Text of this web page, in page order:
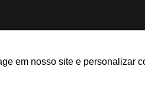
em nosso site e personalizar